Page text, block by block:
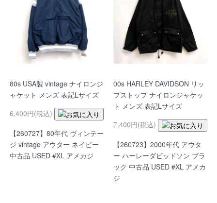
80s USA製 vintage ナイロンジ
ャケット メンズ 表記Lサイズ
6,400円(税込)
【260727】80年代 ヴィンテー
ジ vintage アウター ネイビー
中古品 USED #XL アメカジ
00s HARLEY DAVIDSON リッ
プストップ ナイロンジャケッ
ト メンズ 表記Lサイズ
7,400円(税込)
【260723】2000年代 アウタ
ー ハーレーダビッドソン ブラ
ック 中古品 USED #XL アメカ
ジ